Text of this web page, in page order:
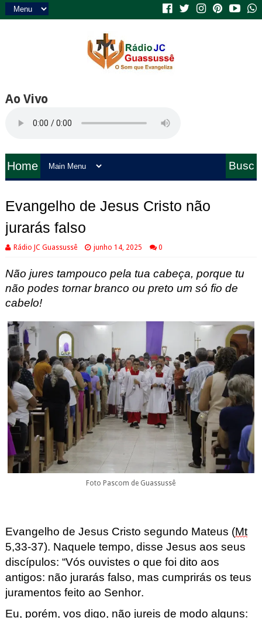
Ao Vivo
Home
Busc
Evangelho de Jesus Cristo não
jurarás falso
Rádio JC Guassussê junho 14, 2025 0
Não jures tampouco pela tua cabeça, porque tu
não podes tornar branco ou preto um só fio de
cabelo!
Foto Pascom de Guassussê
Evangelho de Jesus Cristo segundo Mateus (Mt
5,33-37). Naquele tempo, disse Jesus aos seus
discípulos: “Vós ouvistes o que foi dito aos
antigos: não jurarás falso, mas cumprirás os teus
juramentos feito ao Senhor.
Eu, porém, vos digo, não jureis de modo alguns: